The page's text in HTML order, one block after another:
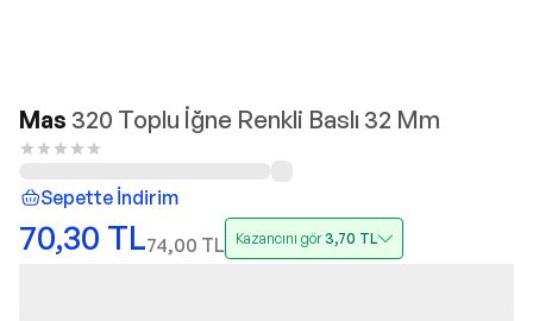
Mas 320 Toplu İğne Renkli Baslı 32 Mm
Sepette İndirim
70,30 TL74,00 TL Kazancını gör3,70 TL